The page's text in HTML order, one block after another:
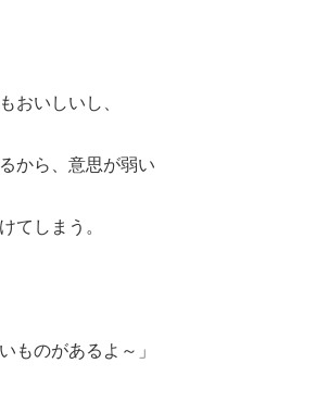
おいしいし、
から、意思が弱い
てしまう。
ものがあるよ～」